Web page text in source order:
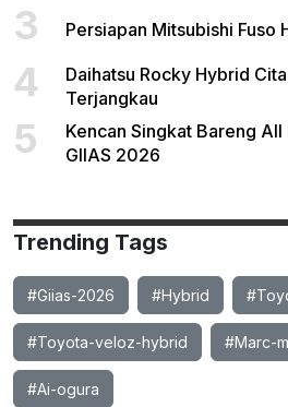
3 Persiapan Mitsubishi Fuso
4
Daihatsu Rocky Hybrid
Terjangkau
5
Kencan Singkat Bareng
GIIAS 2026
Trending Tags
#Giias-2026 #Hybrid
#Toyota-veloz-hybrid #Marc-
#Ai-ogura